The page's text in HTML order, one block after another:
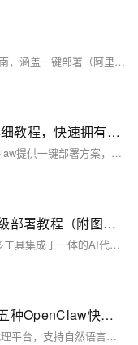
本文档为OpenClaw（原MoltBot）官方使用指南，涵盖一键部署（阿里云轻量服务器年仅68元）、钉钉/飞书/企微等多平台AI员工搭建、典型场景实践及高频问题FAQ。同步更新产品化修复进展，助力用户高效落地7×24小时主动执行AI助手。
2026年阿里云OpenClaw一键部署详细教程，快速拥有OpenClaw超级助理！
2026年，AI数字员工已成现实！阿里云OpenClaw提供一键部署方案，3步即可搭建24小时在线的专属AI助理。本文含分步实操+高频避坑指南，支持钉钉/飞书集成、技能扩展与定时任务，个人及中小企业零门槛上手。
零基础入门：阿里云OpenClaw保姆级部署教程（附图文步骤）
OpenClaw是集自然语言理解、任务自动化与多工具集成于一体的AI代理，支持邮件处理、文件备份、日程管理等智能操作。本文提供阿里云一键部署图文教程，零基础用户10分钟即可搭建24小时在线AI助理，稳定省心、跨端可用。
还不会部署OpenClaw？阿里云推出五种OpenClaw快速部署方案，一键拥有专属AI助理！
OpenClaw（原Moltbot/Clawdbot）是开源AI代理平台，支持自然语言交互、任务自动化与多工具集成。阿里云推出5种零门槛部署方案——轻量服务器、无影云电脑（企业/个人版）、AgentBay嵌入、ECS云服务器，覆盖小白到专家全场景，一键启用专属AI助理！